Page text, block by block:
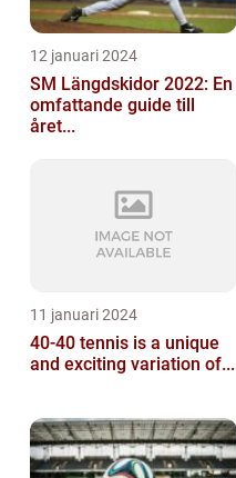
12 januari 2024
SM Längdskidor 2022: En
omfattande guide till
året...
11 januari 2024
40-40 tennis is a unique
and exciting variation of...